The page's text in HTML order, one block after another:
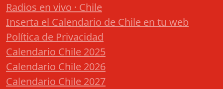
Radios en vivo · Chile
Inserta el Calendario de Chile en tu web
Política de Privacidad
Calendario Chile 2025
Calendario Chile 2026
Calendario Chile 2027